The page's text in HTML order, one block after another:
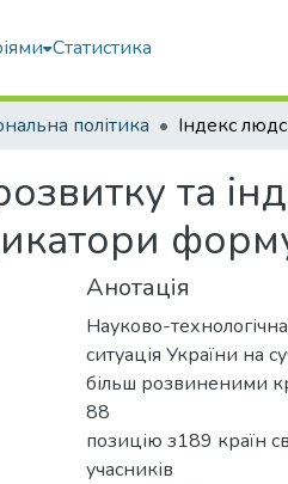
Статистика
політика
та
Анотація
Науково-
ситуація України на
більш розвиненими
88
позицію з189 країн
учасників